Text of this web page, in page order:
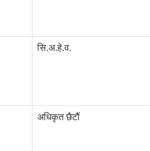
सि.अ.हे.व.
अधिकृत छैटौं